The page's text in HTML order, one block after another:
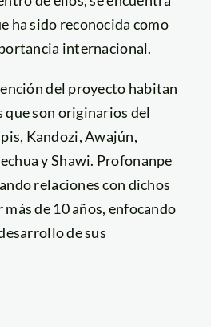
ha sido reconocida como
internacional.
del proyecto habitan
que son originarios del
Kandozi, Awajún,
y Shawi. Profonanpe
relaciones con dichos
de 10 años, enfocando
de sus